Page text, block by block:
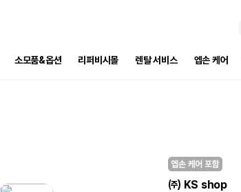
소모품&옵션 리퍼비시몰 렌탈 서비스 엡손 케어
㈜ KS shop